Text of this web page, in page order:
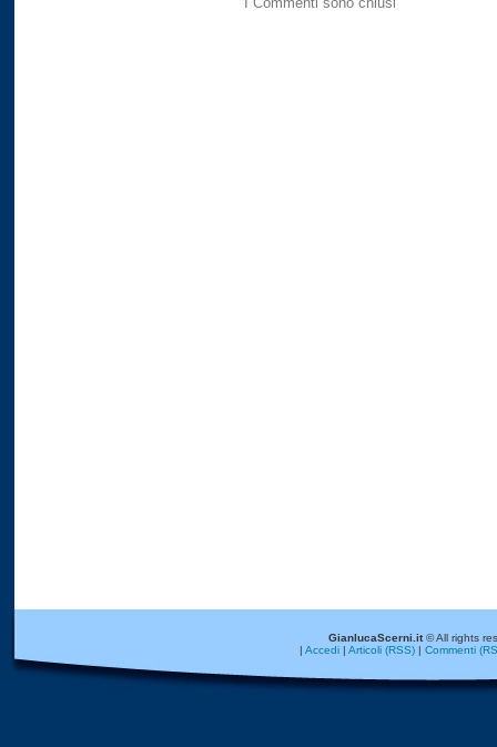
GianlucaScerni.it© All rights
| Accedi| Articoli (RSS)| Commenti